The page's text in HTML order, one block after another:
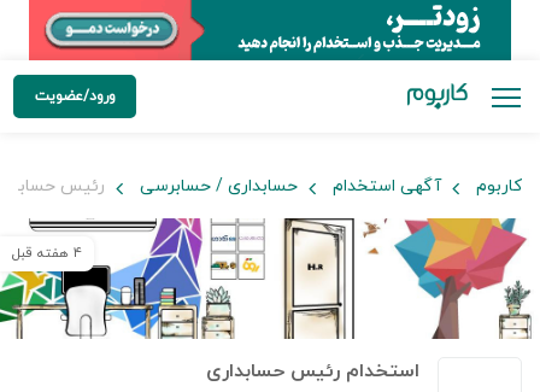
ورود/عضویت
کاربوم آگهی استخدام حسابداری / حسابرسی رئیس
۴ هفته قبل
استخدام رئیس حسابداری